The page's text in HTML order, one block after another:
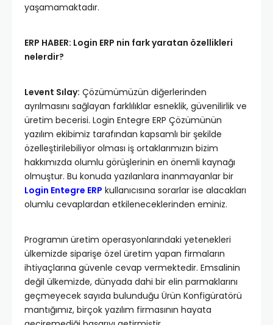
yaşamamaktadır.
ERP HABER: Login ERP nin fark yaratan özellikleri
nelerdir?
Levent Sılay: Çözümümüzün diğerlerinden
ayrılmasını sağlayan farklılıklar esneklik, güvenilirlik ve
üretim becerisi. Login Entegre ERP Çözümünün
yazılım ekibimiz tarafından kapsamlı bir şekilde
özelleştirilebiliyor olması iş ortaklarımızın bizim
hakkımızda olumlu görüşlerinin en önemli kaynağı
olmuştur. Bu konuda yazılanlara inanmayanlar bir
Login Entegre ERP kullanıcısına sorarlar ise alacakları
olumlu cevaplardan etkileneceklerinden eminiz.
Programın üretim operasyonlarındaki yetenekleri
ülkemizde siparişe özel üretim yapan firmaların
ihtiyaçlarına güvenle cevap vermektedir. Emsalinin
değil ülkemizde, dünyada dahi bir elin parmaklarını
geçmeyecek sayıda bulunduğu Ürün Konfigüratörü
mantığımız, birçok yazılım firmasının hayata